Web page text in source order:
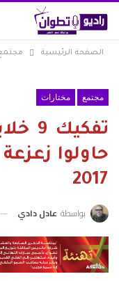
الصفحة الرئيسية
مجتمع مختارات
حاولوا
2017
بواسطة عادل دادي